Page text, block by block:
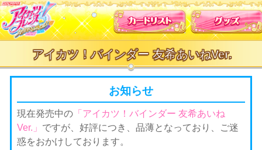
カードリスト
アイカツ！バインダー 友希あいねVer.
お知らせ
現在発売中の 「アイカツ！バインダー 友希あいね
Ver.」 ですが、好評につき、品薄となっており、ご迷
惑をおかけしております。